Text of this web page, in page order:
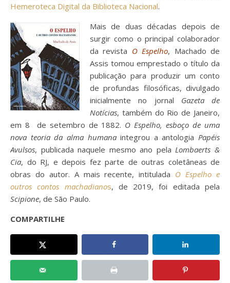
Hemeroteca Digital da Biblioteca Nacional.
Mais de duas décadas depois de
surgir como o principal colaborador
da revista O Espelho, Machado de
Assis tomou emprestado o título da
publicação para produzir um conto
de profundas filosóficas, divulgado
inicialmente no jornal Gazeta de
Notícias, também do Rio de Janeiro,
em 8 de setembro de 1882. O Espelho, esboço de uma
nova teoria da alma humanaintegrou a antologia Papéis
Avulsos, publicada naquele mesmo ano pela Lombaerts &
Cia, do RJ, e depois fez parte de outras coletâneas de
obras do autor. A mais recente, intitulada O Espelho e
outros contos machadianos, de 2019, foi editada pela
Scipione, de São Paulo.
COMPARTILHE